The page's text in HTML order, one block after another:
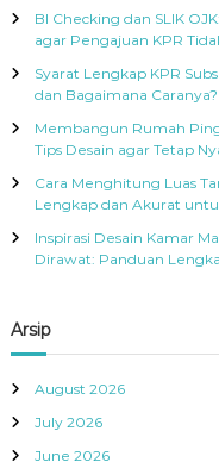
f
r
BI Checking dan SLIK
agar Pengajuan KPR
Syarat Lengkap KPR
dan Bagaimana Caranya?
Membangun Rumah
Tips Desain agar Tetap
Cara Menghitung Luas
Lengkap dan Akurat
Inspirasi Desain Kamar
Dirawat: Panduan
Arsip
August 2026
July 2026
June 2026